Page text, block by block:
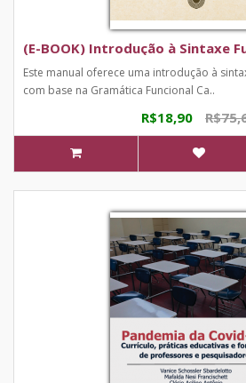
(E-BOOK) Introdução à Sintaxe
Este manual oferece uma introdução à
com base na Gramática Funcional Ca..
R$18,90